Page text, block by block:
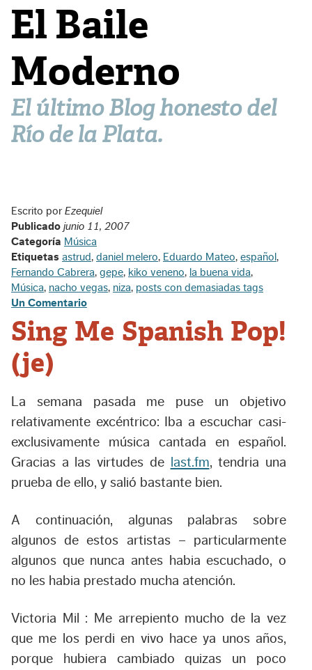
El Baile
Moderno
El último Blog honesto del
Río de la Plata.
Escrito porEzequiel
Publicado junio 11, 2007
Categoría Música
Etiquetas astrud, daniel melero, Eduardo Mateo, español ,
Fernando Cabrera, gepe, kiko veneno, la buena vida,
Música, nacho vegas, niza, posts con demasiadas tags
Un Comentario
Sing Me Spanish Pop!
(je)
La semana pasada me puse un objetivo
relativamente excéntrico: Iba a escuchar casi-
exclusivamente música cantada en español.
Gracias a las virtudes de
last.fm, tendria una
prueba de ello, y salió bastante bien.
A continuación, algunas palabras sobre
algunos de estos artistas – particularmente
algunos que nunca antes habia escuchado, o
no les habia prestado mucha atención.
Victoria Mil : Me arrepiento mucho de la vez
que me los perdi en vivo hace ya unos años,
porque hubiera cambiado quizas un poco